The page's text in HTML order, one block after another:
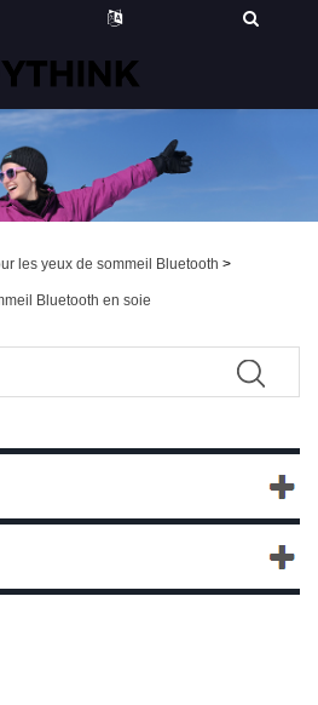
les yeux de sommeil Bluetooth >
Bluetooth en soie